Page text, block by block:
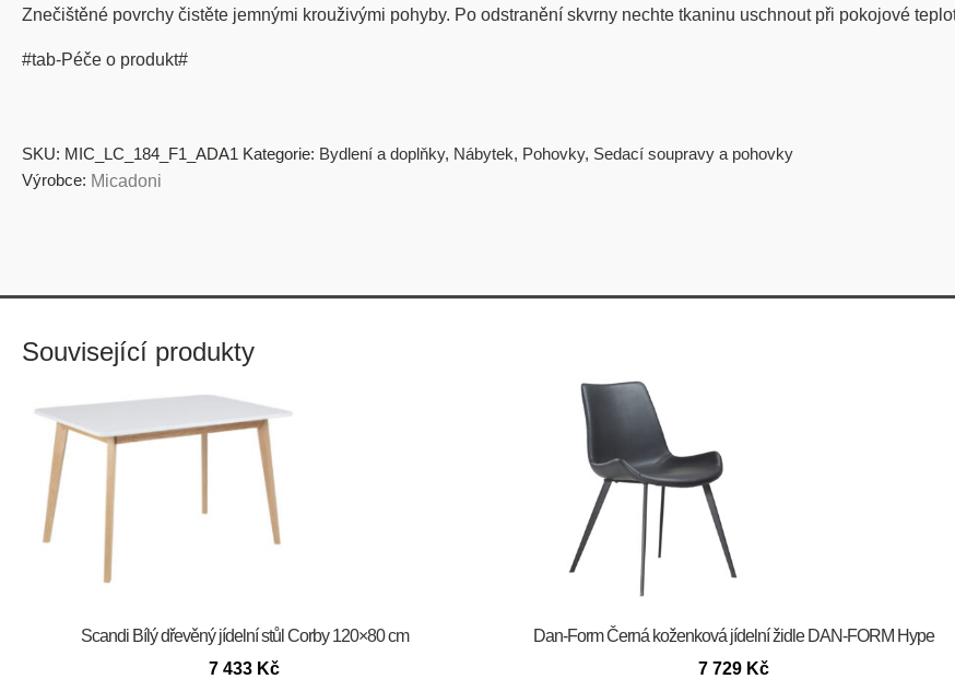
Znečištěné povrchy čistěte jemnými krouživými pohyby. Po odstranění skvrny nechte tkaninu uschnout při pokojové
#tab-Péče o produkt#
SKU: MIC_LC_184_F1_ADA1 Kategorie: Bydlení a doplňky, Nábytek, Pohovky, Sedací soupravy a pohovky
Výrobce: Micadoni
Související produkty
Scandi Bílý dřevěný jídelní stůl Corby 120×80 cm
7 433 Kč
​​​​​Dan-Form Černá koženková jídelní židle DAN-FORM Hype
7 729 Kč